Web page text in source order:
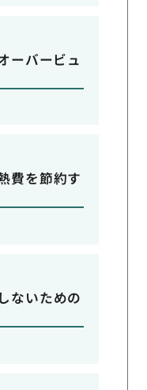
ーバービュ
費を節約す
ないための